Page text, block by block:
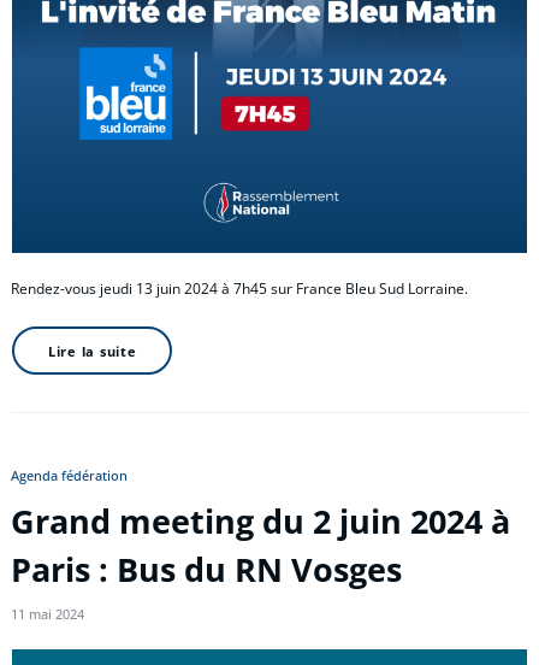
Rendez-vous jeudi 13 juin 2024 à 7h45 sur France Bleu Sud Lorraine.
Lire la suite
Agenda fédération
Grand meeting du 2 juin 2024 à
Paris : Bus du RN Vosges
11 mai 2024